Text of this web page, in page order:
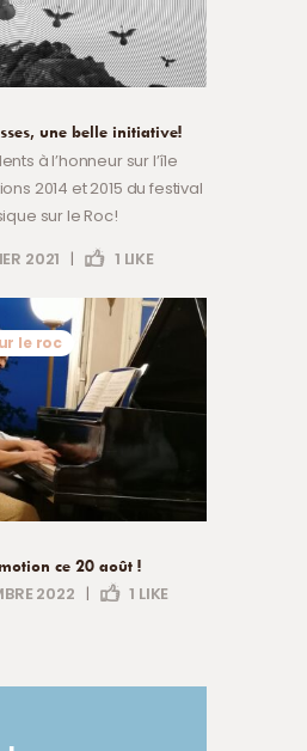
une belle initiative!
à l’honneur sur l’île
2014 et 2015 du festival
sur le Roc!
2021 | 1 LIKE
le roc
ce 20 août !
2022 | 1 LIKE